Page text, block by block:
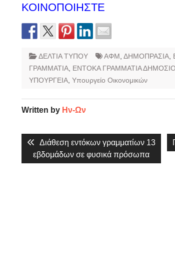
ΚΟΙΝΟΠΟΙΗΣΤΕ
ΔΕΛΤΙΑ ΤΥΠΟΥ ΑΦΜ ΔΗΜΟΠΡΑΣΙΑ
ΓΡΑΜΜΑΤΙΑ ΕΝΤΟΚΑ ΓΡΑΜΜΑΤΙΑ
ΥΠΟΥΡΓΕΙΑ Υπουργείο Οικονομικών
Written by Ην-Ων
Πλοήγηση
άρθρων
Previous
post:
Διάθεση εντόκων γραμματίων 13
εβδομάδων σε φυσικά πρόσωπα